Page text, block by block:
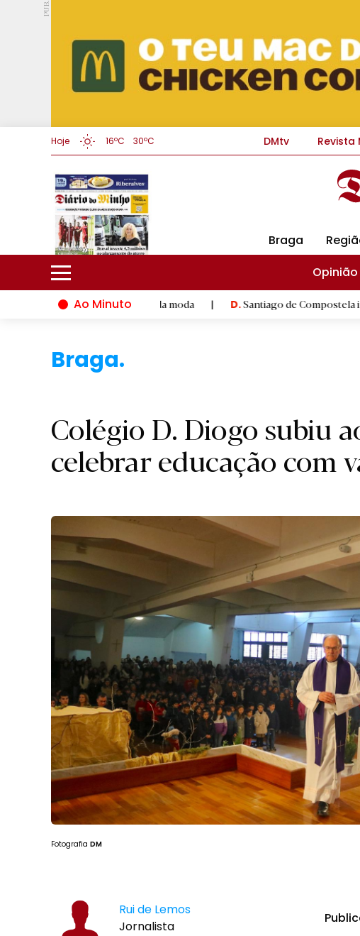
PUB.
Hoje 16ºC 30ºC DMtv Revista
Braga
Opinião
Ao Minuto
do mundo da moda D.Santiago de Compostela inaugura XVI
B
Colégio D. Diogo subiu
celebrar educação com
Fotografia DM
Rui de Lemos
Jornalista